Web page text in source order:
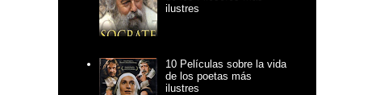
ilustres
10 Películas sobre la vida
de los poetas más
ilustres